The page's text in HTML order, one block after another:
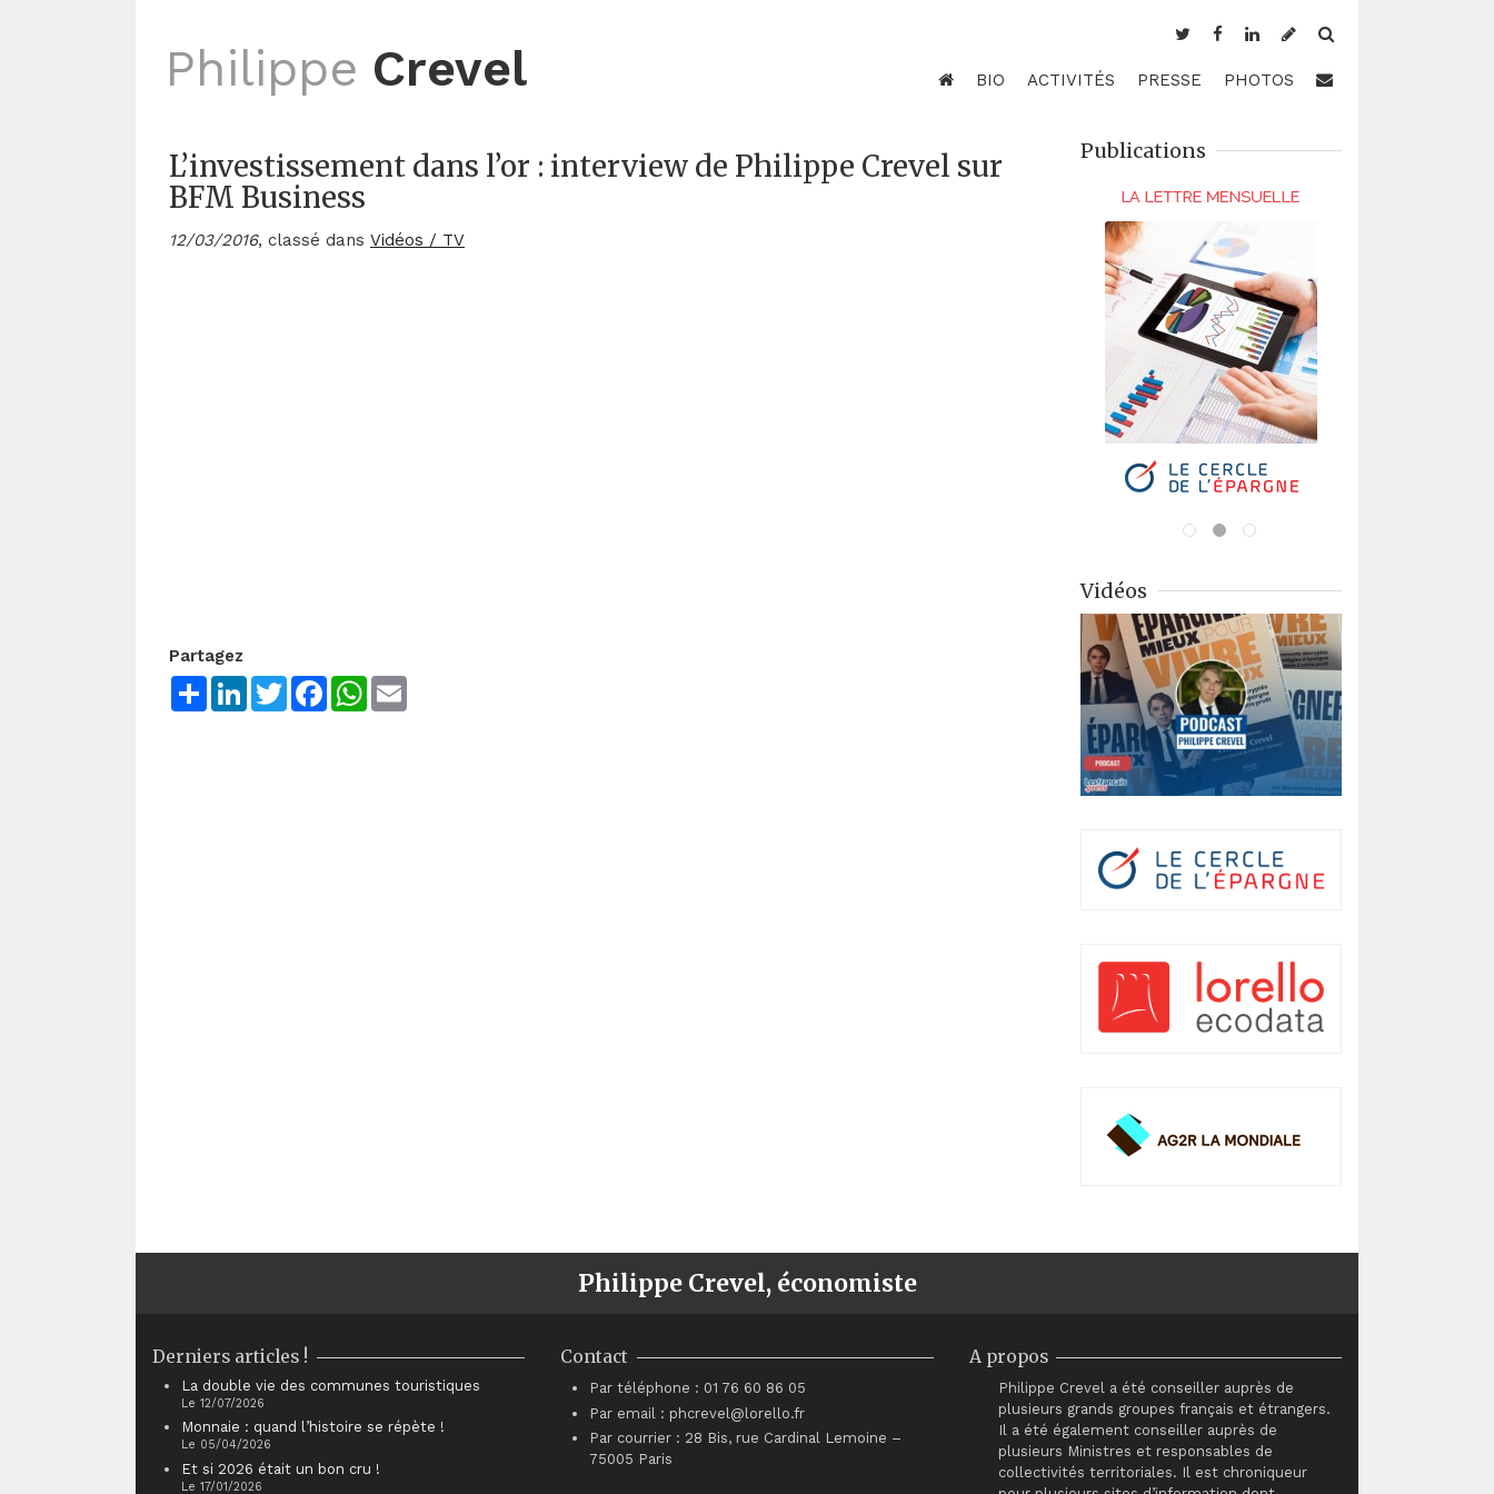
Philippe Crevel BIO ACTIVITÉS PRESSE PHOTOS
L’investissement dans l’or : interview de Philippe Crevel sur
BFM Business
12/03/2016, classé dans Vidéos / TV
Partagez
ShareLinkedInTwitterFacebookWhatsApp
Publications
Vidéos
Philippe Crevel, économiste
Derniers articles !
La double vie des communes touristiques
Le 12/07/2026
Monnaie : quand l’histoire se répète !
Le 05/04/2026
Et si 2026 était un bon cru !
Le 17/01/2026
Contact
Par téléphone : 01 76 60 86 05
Par email : phcrevel@lorello.fr
Par courrier : 28 Bis, rue Cardinal Lemoine –
75005 Paris
A propos
Philippe Crevel a été conseiller auprès de
plusieurs grands groupes français et étrangers.
Il a été également conseiller auprès de
plusieurs Ministres et responsables de
collectivités territoriales. Il est chroniqueur